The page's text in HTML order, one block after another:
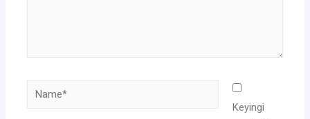
Name*
Keyingi